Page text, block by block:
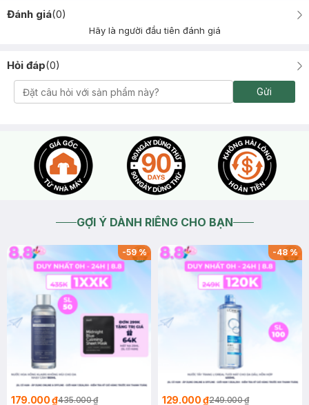
Đánh giá(0)
Hãy là người đầu tiên đánh giá
Hỏi đáp(0)
Gửi
GỢI Ý DÀNH RIÊNG CHO BẠN
-59%
179.000 ₫435.000 ₫
-48%
129.000 ₫249.000 ₫